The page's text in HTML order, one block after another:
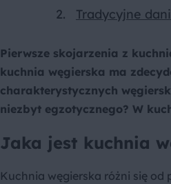
Tradycyjne
Pierwsze skojarzenia z
kuchnia węgierska ma
charakterystycznych
niezbyt egzotycznego? W
Jaka jest kuchnia
Kuchnia węgierska różni się